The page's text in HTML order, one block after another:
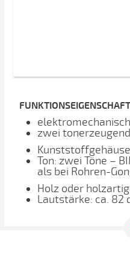
zwei
Kunststoffgehäuse
Ton: zwei Töne –
als bei Rohren-
Holz oder
Lautstärke: ca. 82